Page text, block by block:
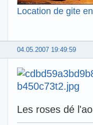
Location de gite
04.05.2007 19:49:59
Les roses dé